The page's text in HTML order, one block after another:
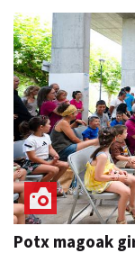
Potx magoak